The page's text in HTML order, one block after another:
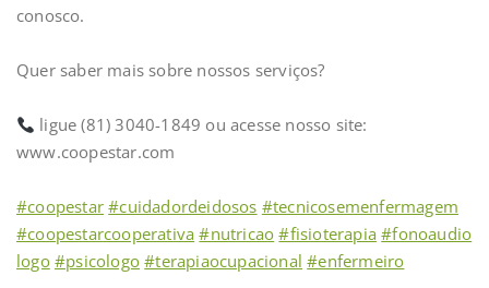
conosco.
Quer saber mais sobre nossos serviços?
ligue (81) 3040-1849 ou acesse nosso site:
www.coopestar.com
#coopestar #cuidadordeidosos #tecnicosemenfermagem
#coopestarcooperativa #nutricao #fisioterapia #fonoaudio
logo #psicologo #terapiaocupacional #enfermeiro